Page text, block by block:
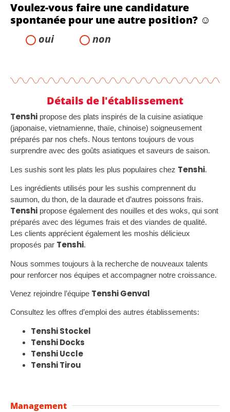
Détails de l'établissement
Tenshi propose des plats inspirés de la cuisine asiatique
(japonaise, vietnamienne, thaïe, chinoise) soigneusement
préparés par nos chefs. Nous tentons toujours de vous
surprendre avec des goûts asiatiques et saveurs de saison.
Les sushis sont les plats les plus populaires chez Tenshi.
Les ingrédients utilisés pour les sushis comprennent du
saumon, du thon, de la daurade et d’autres poissons frais.
Tenshi propose également des nouilles et des woks, qui sont
préparés avec des légumes frais et des viandes de qualité.
Les clients apprécient également les moshis délicieux
proposés par Tenshi.
Nous sommes toujours à la recherche de nouveaux talents
pour renforcer nos équipes et accompagner notre croissance.
Venez rejoindre l’équipe Tenshi Genval
Consultez les offres d’emploi des autres établissements:
Tenshi Stockel
Tenshi Docks
Tenshi Uccle
Tenshi Tirou
Management
Voulez-vous faire une candidature
spontanée pour une autre position? ☺️
oui
non